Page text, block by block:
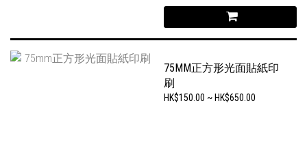
75MM正方形光面貼紙印
刷
HK$150.00 ~ HK$650.00